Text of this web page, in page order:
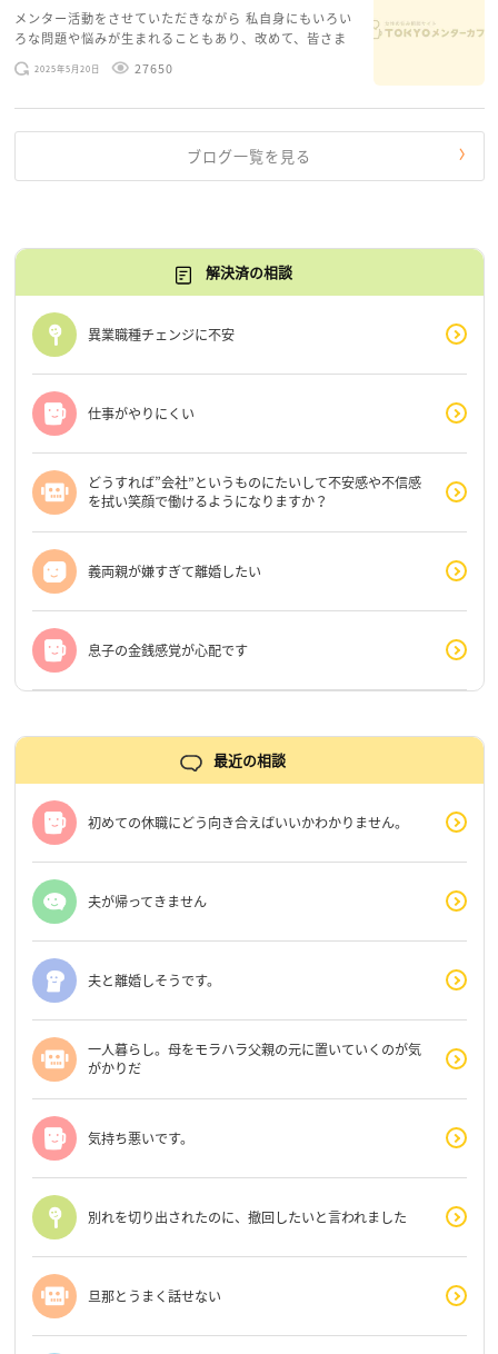
メンター活動をさせていただきながら 私自身にもいろい
ろな問題や悩みが生まれることもあり、改めて、皆さま
のお悩みを読みながら 「みんな、もがいてる。わたし
だけじゃないんだな」と、逆に励まされるような日々で
2025年5月20日 27650
ブログ一覧を見る
解決済の相談
異業職種チェンジに不安
仕事がやりにくい
どうすれば”会社”というものにたいして不安感や不信感
を拭い笑顔で働けるようになりますか？
義両親が嫌すぎて離婚したい
息子の金銭感覚が心配です
最近の相談
初めての休職にどう向き合えばいいかわかりません。
夫が帰ってきません
夫と離婚しそうです。
一人暮らし。母をモラハラ父親の元に置いていくのが気
がかりだ
気持ち悪いです。
別れを切り出されたのに、撤回したいと言われました
旦那とうまく話せない